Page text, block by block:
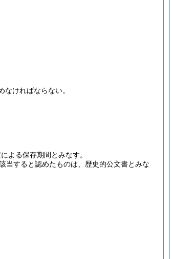
ければならない。
よる保存期間とみなす。
当すると認めたものは、歴史的公文書とみな